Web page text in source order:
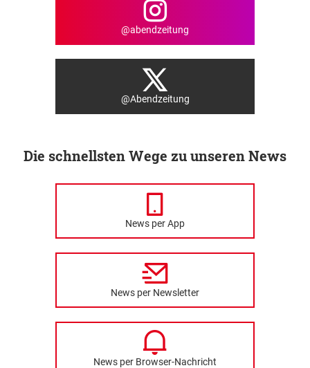
@abendzeitung
@Abendzeitung
Die schnellsten Wege zu unseren News
News per App
News per Newsletter
News per Browser-Nachricht